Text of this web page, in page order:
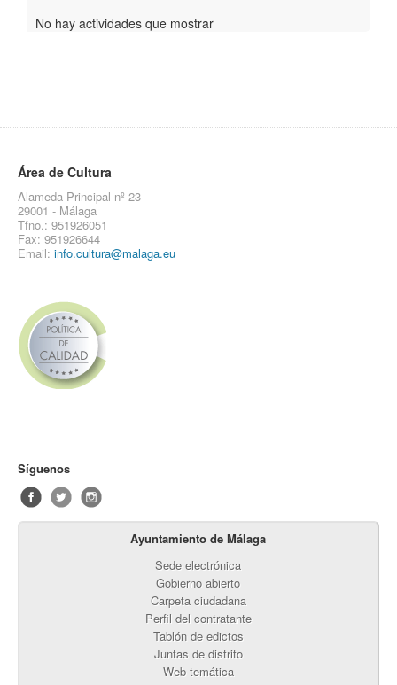
No hay actividades que mostrar
Área de Cultura
Alameda Principal nº 23
29001 - Málaga
Tfno.: 951926051
Fax: 951926644
Email: info.cultura@malaga.eu
Síguenos
Ayuntamiento de Málaga
Sede electrónica
Gobierno abierto
Carpeta ciudadana
Perfil del contratante
Tablón de edictos
Juntas de distrito
Web temática